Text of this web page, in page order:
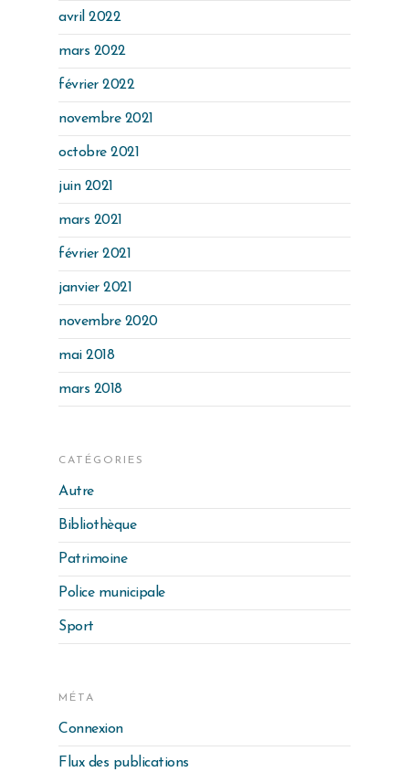
avril 2022
mars 2022
février 2022
novembre 2021
octobre 2021
juin 2021
mars 2021
février 2021
janvier 2021
novembre 2020
mai 2018
mars 2018
CATÉGORIES
Autre
Bibliothèque
Patrimoine
Police municipale
Sport
MÉTA
Connexion
Flux des publications